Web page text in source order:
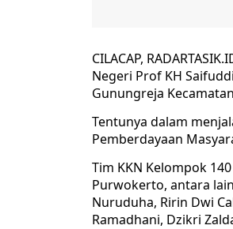
CILACAP,
Negeri Prof KH
Gunungreja
Tentunya dalam
Pemberdayaan
Tim KKN Kelompok
Purwokerto, antara
Nuruduha, Ririn Dwi
Ramadhani, Dzikri